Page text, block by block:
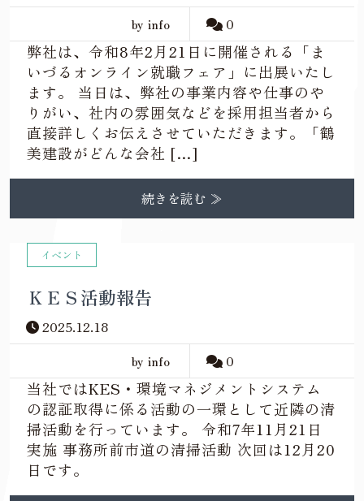
by info
0
弊社は、令和8年2月21日に開催される「ま
いづるオンライン就職フェア」に出展いたし
ます。 当日は、弊社の事業内容や仕事のや
りがい、社内の雰囲気などを採用担当者から
直接詳しくお伝えさせていただきます。「鶴
美建設がどんな会社 […]
続きを読む ≫
イベント
ＫＥＳ活動報告
2025.12.18
by info
0
当社ではKES・環境マネジメントシステム
の認証取得に係る活動の一環として近隣の清
掃活動を行っています。 令和7年11月21日
実施 事務所前市道の清掃活動 次回は12月20
日です。